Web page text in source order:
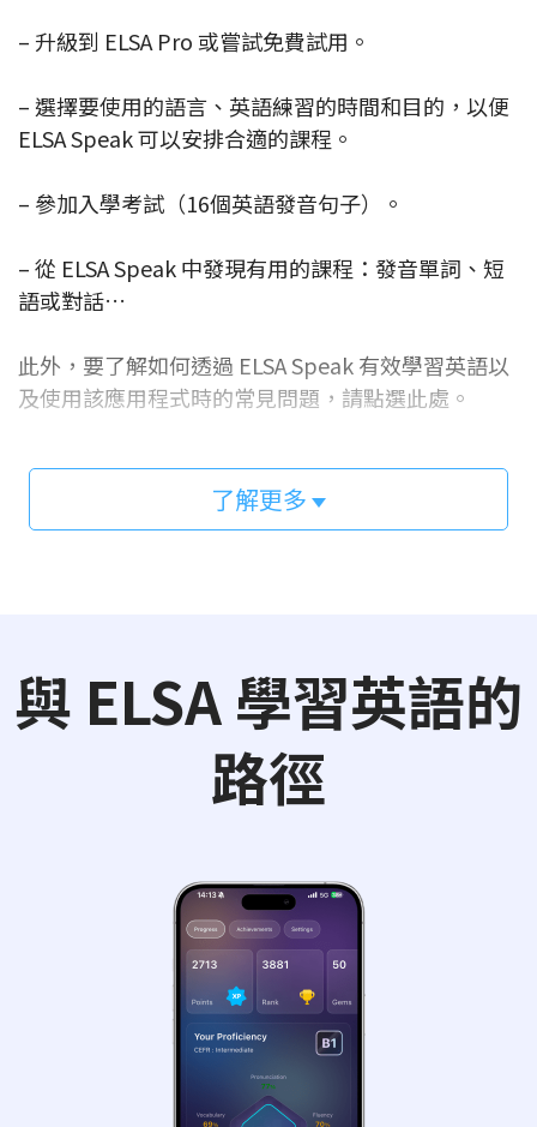
– 升級到 ELSA Pro 或嘗試免費試用。
– 選擇要使用的語言、英語練習的時間和目的，以便
ELSA Speak 可以安排合適的課程。
– 參加入學考試（16個英語發音句子）。
– 從 ELSA Speak 中發現有用的課程：發音單詞、短
語或對話…
此外，要了解如何透過 ELSA Speak 有效學習英語以
及使用該應用程式時的常見問題，請點選此處。
了解更多
與 ELSA 學習英語的
路徑